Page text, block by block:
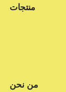
منتجات
من نحن